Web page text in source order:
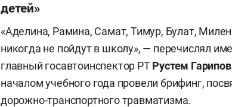
детей»
«Аделина, Рамина, Самат, Тимур, Булат,
никогда не пойдут в школу», — перечислял
главный госавтоинспектор РТРустем Гарипов
началом учебного года провели брифинг,
дорожно-транспортного травматизма.